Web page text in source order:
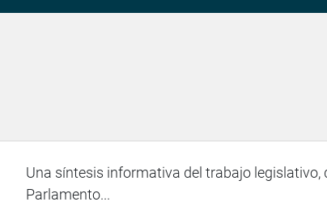
Una síntesis informativa del trabajo legislativo,
Parlamento...